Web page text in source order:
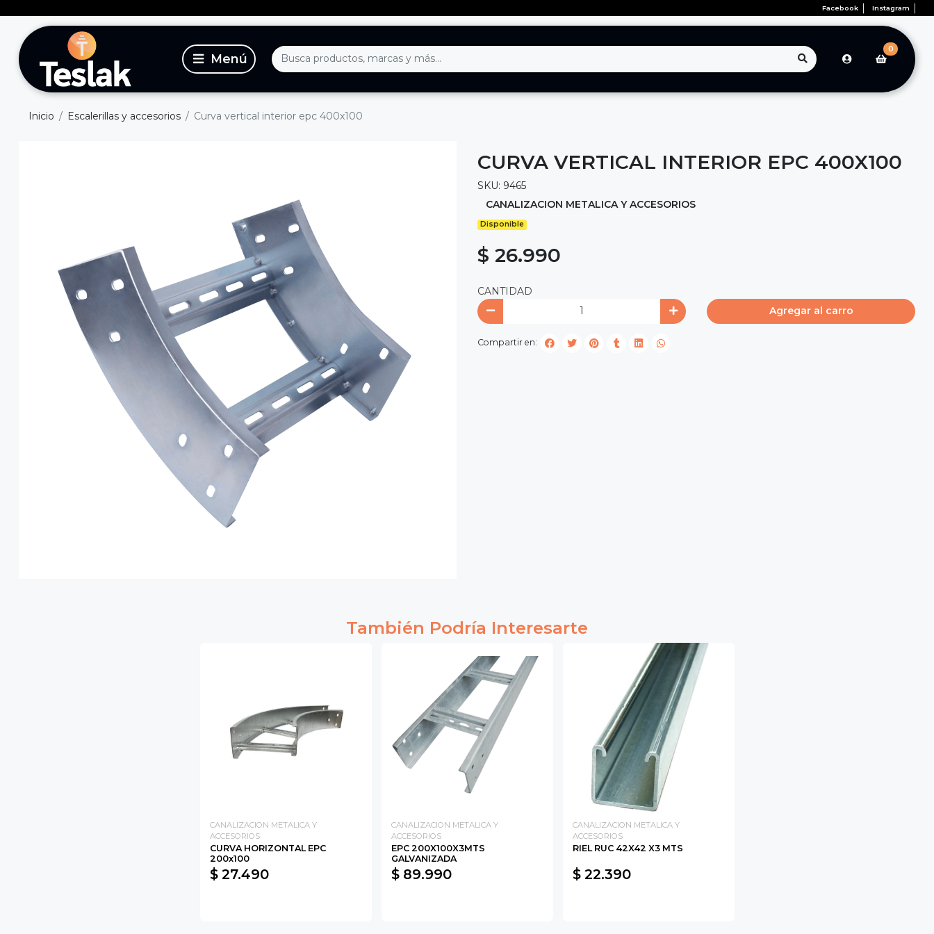
Facebook Instagram
0
Inicio Escalerillas y accesorios Curva vertical interior epc 400x100
CURVA VERTICAL INTERIOR EPC 400X100
SKU: 9465
CANALIZACION METALICA Y ACCESORIOS
Disponible
$ 26.990
CANTIDAD
Agregar al carro
Compartir en:
También Podría Interesarte
CANALIZACION METALICA Y
ACCESORIOS
CURVA HORIZONTAL EPC
200x100
$ 27.490
CANALIZACION METALICA Y
ACCESORIOS
EPC 200X100X3MTS
GALVANIZADA
$ 89.990
CANALIZACION METALICA Y
ACCESORIOS
RIEL RUC 42X42 X3 MTS
$ 22.390